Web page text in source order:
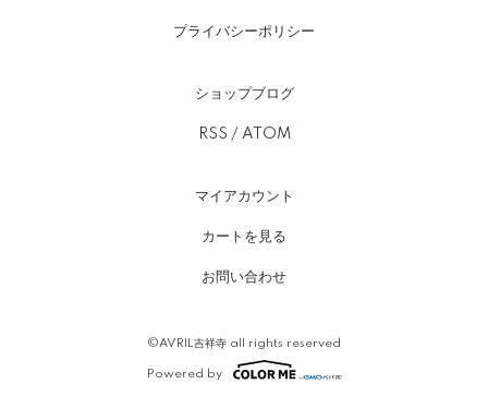
プライバシーポリシー
ショップブログ
RSS / ATOM
マイアカウント
カートを見る
お問い合わせ
©AVRIL吉祥寺 all rights reserved
Powered by